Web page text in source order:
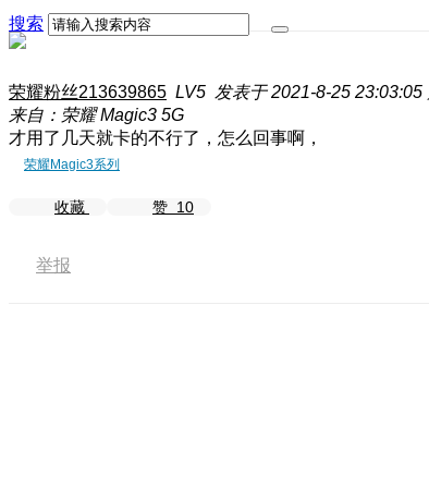
搜索
荣耀粉丝213639865 LV5 发表于 2021-8-25 23:03:05
来自：荣耀 Magic3 5G
才用了几天就卡的不行了，怎么回事啊，
荣耀Magic3系列
收藏 赞 10
举报